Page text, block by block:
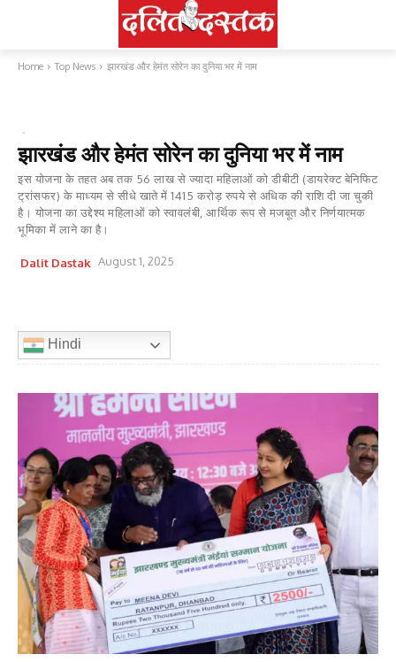
Home Top News झारखंड और हेमंत सोरेन का दुनिया भर में नाम
झारखंड और हेमंत सोरेन का दुनिया भर में नाम
इस योजना के तहत अब तक 56 लाख से ज्यादा महिलाओं को डीबीटी (डायरेक्ट बेनिफिट
ट्रांसफर) के माध्यम से सीधे खाते में 1415 करोड़ रुपये से अधिक की राशि दी जा चुकी
है। योजना का उद्देश्य महिलाओं को स्वावलंबी, आर्थिक रूप से मजबूत और निर्णयात्मक
भूमिका में लाने का है।
Dalit Dastak August 1, 2025
Hindi